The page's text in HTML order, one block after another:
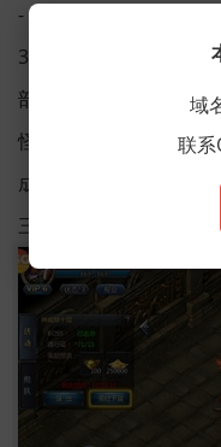
- 稀有材料（如强化石
3. 隐藏爆率机制
部分新开单职业手游会
怪物后，爆率可能小幅
成道具（如幸运符）也
三、高效刷图技巧
域
联系